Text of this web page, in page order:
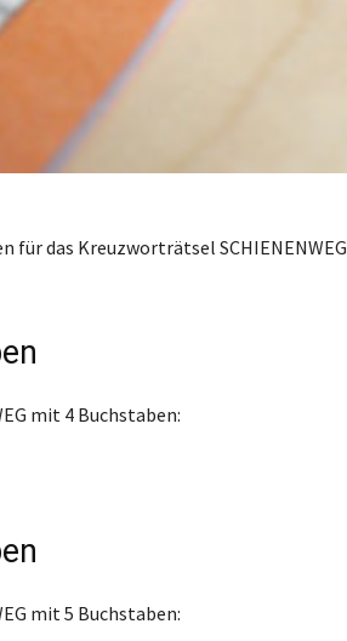
für das Kreuzworträtsel SCHIENENWEG
mit 4 Buchstaben:
mit 5 Buchstaben: